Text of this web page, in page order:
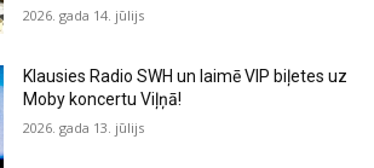
2026. gada 14. jūlijs
Klausies Radio SWH un laimē VIP biļetes uz
Moby koncertu Viļņā!
2026. gada 13. jūlijs